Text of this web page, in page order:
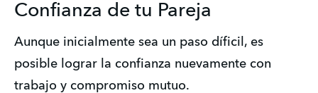
Confianza de tu Pareja
Aunque inicialmente sea un paso díficil, es
posible lograr la confianza nuevamente con
trabajo y compromiso mutuo.